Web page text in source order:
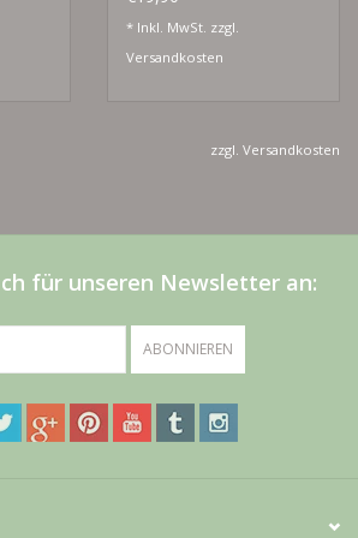
* Inkl. MwSt. zzgl.
Versandkosten
zzgl. Versandkosten
für unseren Newsletter an:
ABONNIEREN